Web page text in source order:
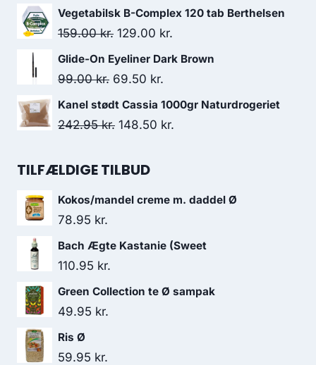
160.00 kr..
oprindelige
pris
69.95 kr..
aktuelle
pris
Vegetabilsk B-Complex 120 tab Berthelsen
159.00kr. Den
oprindelige
pris
159.00 kr..
129.00 kr.
aktuelle
Glide-On Eyeliner Dark Brown
99.00kr. Den
oprindelige
pris
99.00 kr..
69.50 kr.
aktuelle
pris
Kanel stødt Cassia 1000gr Naturdrogeriet
242.95kr. Den
pris
242.95 kr..
148.50 kr.
148.50 kr..
TILFÆLDIGE TILBUD
Kokos/mandel creme m. daddel Ø
78.95 kr.
Bach Ægte Kastanie (Sweet
110.95 kr.
Green Collection te Ø sampak
49.95 kr.
Ris Ø
59.95 kr.